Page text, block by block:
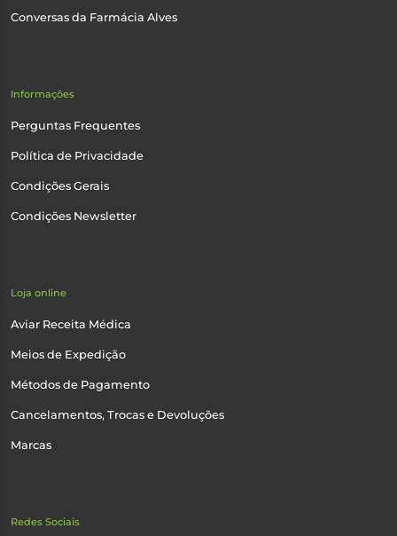
Conversas da Farmácia Alves
Informações
Perguntas Frequentes
Política de Privacidade
Condições Gerais
Condições Newsletter
Loja online
Aviar Receita Médica
Meios de Expedição
Métodos de Pagamento
Cancelamentos, Trocas e Devoluções
Marcas
Redes Sociais